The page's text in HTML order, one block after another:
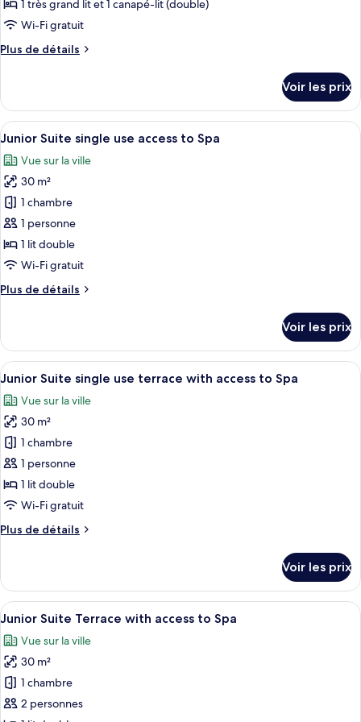
de
chambre :
Chambre
1 très grand lit et 1 canapé-lit (double)
Wi-Fi gratuit
Plus de détails
Plus
le
type
de
Chambre
Familiale
Voir les prix
Afficher
toutes
les
photos
pour
ce
type
de
chambre :
Junior
use
access
to
Spa
Une chambre d’hôtel moderne,
7
Junior Suite single use access to Spa
Vue sur la ville
30 m²
1 chambre
1 personne
1 lit double
Wi-Fi gratuit
Plus de détails
Plus
le
type
de
Junior
Suite
single
use
access
to
Spa
Voir les prix
Afficher
toutes
les
photos
pour
ce
type
de
chambre :
Junior
use
terrace
with
access
to
Spa
Une chambre d’hôtel avec un
5
Junior Suite single use terrace with access to Spa
Vue sur la ville
30 m²
1 chambre
1 personne
1 lit double
Wi-Fi gratuit
Plus de détails
Plus
le
type
de
Junior
Suite
single
use
terrace
with
Voir les prix
Afficher
toutes
les
photos
pour
ce
Une chambre d’hôtel avec un
5
Junior Suite Terrace with access to Spa
Vue sur la ville
30 m²
1 chambre
2 personnes